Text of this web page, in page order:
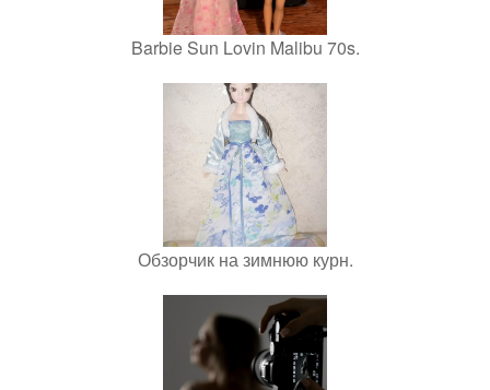
Barbie Sun Lovin Malibu 70s.
Обзорчик на зимнюю курн.